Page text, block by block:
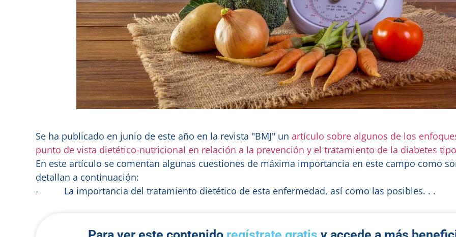
Se ha publicado en junio de este año en la revista "BMJ" un artículo sobre algunos de los
punto de vista dietético-nutricional en relación a la prevención y el tratamiento de la diabetes
En este artículo se comentan algunas cuestiones de máxima importancia en este campo como
detallan a continuación:
- La importancia del tratamiento dietético de esta enfermedad, así como las posibles. . .